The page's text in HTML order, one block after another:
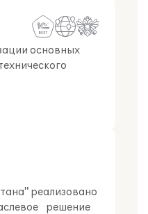
основных
реализовано
решение